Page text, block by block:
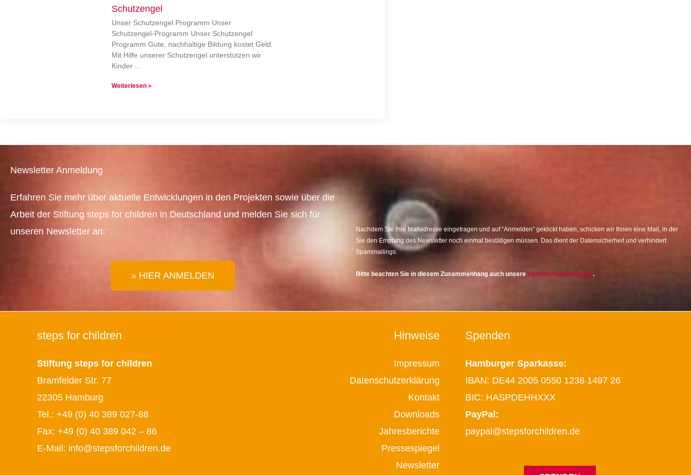
Schutzengel
Unser Schutzengel Programm Unser
Schutzengel-Programm Unser Schutzengel
Programm Gute, nachhaltige Bildung kostet Geld.
Mit Hilfe unserer Schutzengel unterstützen wir
Kinder
Weiterlesen »
Newsletter Anmeldung
Erfahren Sie mehr über aktuelle Entwicklungen in den Projekten sowie über die
Arbeit der Stiftung steps for children in Deutschland und melden Sie sich für
unseren Newsletter an:
» HIER ANMELDEN
Nachdem Sie Ihre Mailadresse eingetragen und auf “Anmelden” geklickt haben, schicken wir Ihnen eine Mail, in der
Sie den Empfang des Newsletter noch einmal bestätigen müssen. Das dient der Datensicherheit und verhindert
Spammailings.
Bitte beachten Sie in diesem Zusammenhang auch unsere Datenschutzerklärung.
steps for children
Stiftung steps for children
Bramfelder Str. 77
22305 Hamburg
Tel.: +49 (0) 40 389 027-88
Fax: +49 (0) 40 389 042 – 86
E-Mail: info@stepsforchildren.de
Hinweise
Impressum
Datenschutzerklärung
Kontakt
Downloads
Jahresberichte
Pressespiegel
Newsletter
Spenden
Hamburger Sparkasse:
IBAN: DE44 2005 0550 1238 1497 26
BIC: HASPDEHHXXX
PayPal:
paypal@stepsforchildren.de